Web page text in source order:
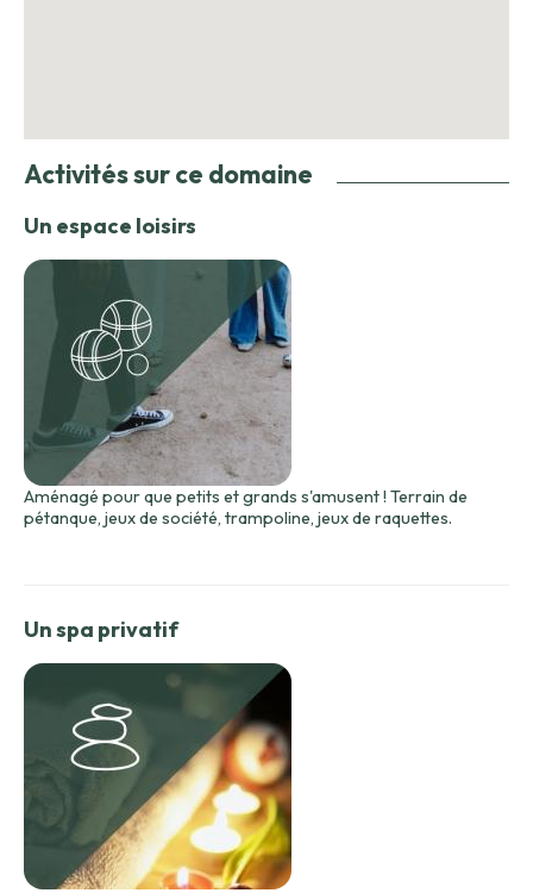
Activités sur ce domaine
Un espace loisirs
Aménagé pour que petits et grands s'amusent ! Terrain de
pétanque, jeux de société, trampoline, jeux de raquettes.
Un spa privatif